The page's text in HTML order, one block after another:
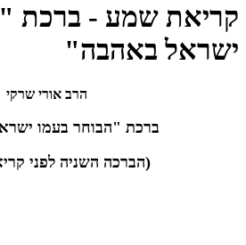
קריאת שמע - ברכת
ישראל באהבה"
הרב אורי שרקי
ברכת "הבוחר בעמו
(הברכה השניה לפני